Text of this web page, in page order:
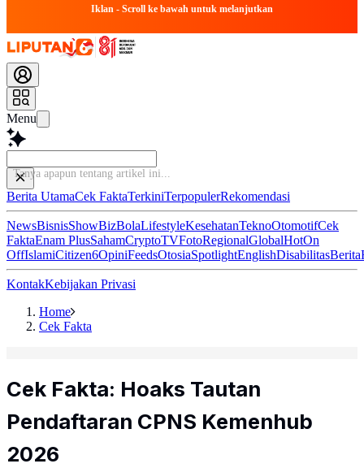
Iklan - Scroll ke bawah untuk melanjutkan
Menu
Tanya apapun tent
Berita UtamaCek FaktaTerkiniTerpopulerRekomendasi
NewsBisnisShowBizBolaLifestyleKesehatanTeknoOtomotifCek
FaktaEnam PlusSahamCryptoTVFotoRegionalGlobalHotOn
OffIslamiCitizen6OpiniFeedsOtosiaSpotlightEnglishDisabilitasBerita
KontakKebijakan Privasi
Home
Cek Fakta
Cek Fakta: Hoaks Tautan
Pendaftaran CPNS Kemenhub
2026